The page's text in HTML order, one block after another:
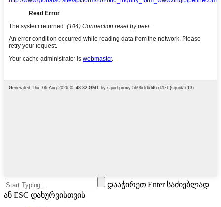
დააჭირეთ Enter საძიებლად
ან ESC დახურვისთვის